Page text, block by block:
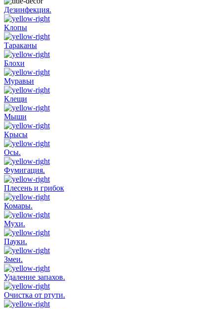
Дезинфекция.
Клопы
Тараканы
Блохи
Муравьи
Клещи
Мыши
Крысы
Осы.
Фумигация.
Плесень и грибок
Комары.
Мухи.
Пауки.
Змеи.
Удаление запахов.
Очистка от ртути.